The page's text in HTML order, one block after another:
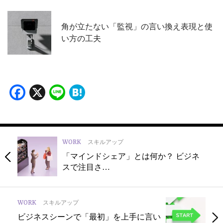
角が立たない「監視」の言い換え表現と使
い方の工夫
Facebook
X Line
WORK スキルアップ
「マインドシェア」とは何か？ ビジネ
スで注目さ…
WORK スキルアップ
ビジネスシーンで「最初」を上手に言い